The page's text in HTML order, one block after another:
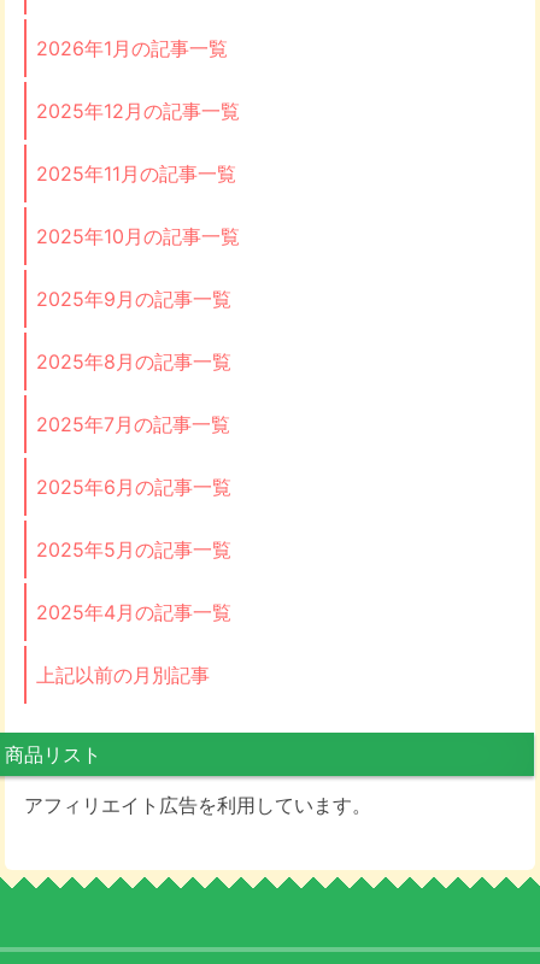
2026年1月の記事一覧
2025年12月の記事一覧
2025年11月の記事一覧
2025年10月の記事一覧
2025年9月の記事一覧
2025年8月の記事一覧
2025年7月の記事一覧
2025年6月の記事一覧
2025年5月の記事一覧
2025年4月の記事一覧
上記以前の月別記事
商品リスト
アフィリエイト広告を利用しています。